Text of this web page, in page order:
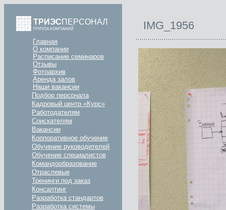
ТРИЭСПЕРСОНАЛ
ГРУППА КОМПАНИЙ
Главная
О компании
Расписание семинаров
Отзывы
Фотоархив
Аренда залов
Наши вакансии
Подбор персонала
Кадровый центр «Курс»
Работодателям
Соискателям
Вакансии
Корпоративное обучение
Обучение руководителей
Обучение специалистов
Командообразование
Отраслевые
Тренинги под заказ
Консалтинг
Разработка стандартов
Разработка системы
IMG_1956